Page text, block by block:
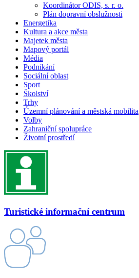
Koordinátor ODIS, s. r. o.
Plán dopravní obslužnosti
Energetika
Kultura a akce města
Majetek města
Mapový portál
Média
Podnikání
Sociální oblast
Sport
Školství
Trhy
Územní plánování a městská mobilita
Volby
Zahraniční spolupráce
Životní prostředí
Turistické informační centrum